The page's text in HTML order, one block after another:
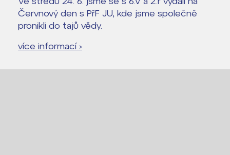
Červnový den s PřF JU, kde jsme společně
pronikli do tajů vědy.
více informací ›